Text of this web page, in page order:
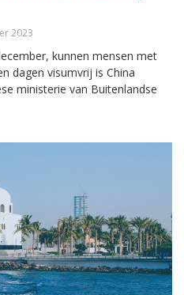
2023
kunnen mensen met
dagen visumvrij is China
ministerie van Buitenlandse